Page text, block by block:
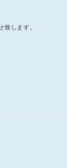
します。